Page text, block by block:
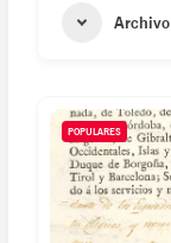
Archivo
POPULARES